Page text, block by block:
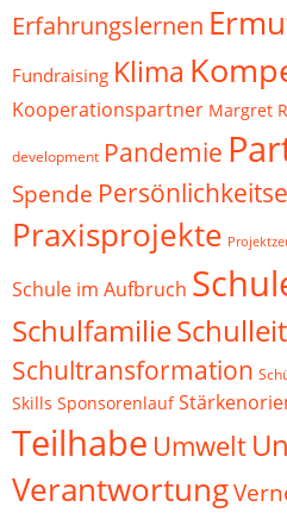
Erfahrungslernen
Fundraising Klima
Kooperationspartner Margret
development Pandemie
Spende
Praxisprojekte
Schule im Aufbruch
Schulfamilie
Schultransformation
Skills Sponsorenlauf
Teilhabe Umwelt
Verantwortung